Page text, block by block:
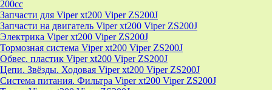
200cc
Запчасти для Viper xt200 Viper ZS200J
Запчасти на двигатель Viper xt200 Viper ZS200J
Электрика Viper xt200 Viper ZS200J
Тормозная система Viper xt200 Viper ZS200J
Обвес. пластик Viper xt200 Viper ZS200J
Цепи. Звёзды. Ходовая Viper xt200 Viper ZS200J
Система питания. Фильтра Viper xt200 Viper ZS200J